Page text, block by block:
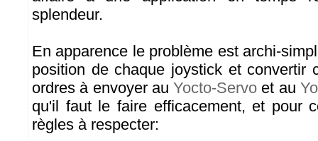
splendeur.
En apparence le problème est archi-
position de chaque joystick et convertir
ordres à envoyer au Yocto-Servo et au
qu'il faut le faire efficacement, et pour
règles à respecter: